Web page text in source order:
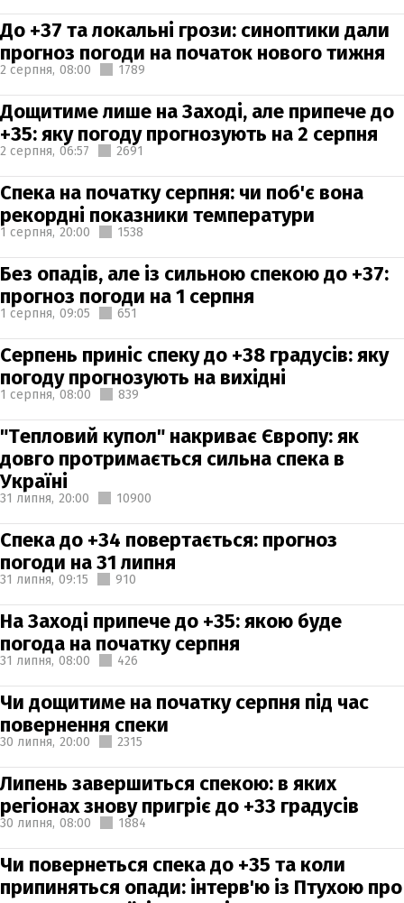
До +37 та локальні грози: синоптики дали
прогноз погоди на початок нового тижня
2 серпня, 08:00 1789
Дощитиме лише на Заході, але припече до
+35: яку погоду прогнозують на 2 серпня
2 серпня, 06:57 2691
Спека на початку серпня: чи поб'є вона
рекордні показники температури
1 серпня, 20:00 1538
Без опадів, але із сильною спекою до +37:
прогноз погоди на 1 серпня
1 серпня, 09:05 651
Серпень приніс спеку до +38 градусів: яку
погоду прогнозують на вихідні
1 серпня, 08:00 839
"Тепловий купол" накриває Європу: як
довго протримається сильна спека в
Україні
31 липня, 20:00 10900
Спека до +34 повертається: прогноз
погоди на 31 липня
31 липня, 09:15 910
На Заході припече до +35: якою буде
погода на початку серпня
31 липня, 08:00 426
Чи дощитиме на початку серпня під час
повернення спеки
30 липня, 20:00 2315
Липень завершиться спекою: в яких
регіонах знову пригріє до +33 градусів
30 липня, 08:00 1884
Чи повернеться спека до +35 та коли
припиняться опади: інтерв'ю із Птухою про